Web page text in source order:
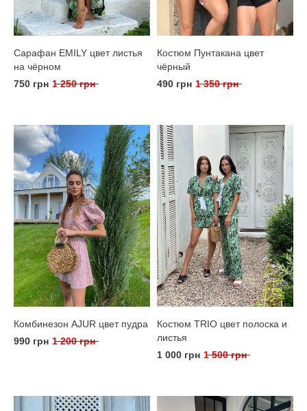
Сарафан EMILY цвет листья
на чёрном
750 грн 1 250 грн
Костюм Пунтакана цвет
чёрный
490 грн 1 350 грн
Комбинезон AJUR цвет пудра
990 грн 1 200 грн
Костюм TRIO цвет полоска и
листья
1 000 грн 1 500 грн